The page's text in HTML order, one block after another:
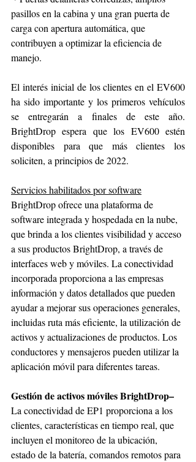
pasillos en la cabina y una gran puerta de
carga con apertura automática, que
contribuyen a optimizar la eficiencia de
manejo.
El interés inicial de los clientes en el EV600
ha sido importante y los primeros vehículos
se entregarán a finales de este año.
BrightDrop espera que los EV600 estén
disponibles para que más clientes los
soliciten, a principios de 2022.
Servicios habilitados por software
BrightDrop ofrece una plataforma de
software integrada y hospedada en la nube,
que brinda a los clientes visibilidad y acceso
a sus productos BrightDrop, a través de
interfaces web y móviles. La conectividad
incorporada proporciona a las empresas
información y datos detallados que pueden
ayudar a mejorar sus operaciones generales,
incluidas ruta más eficiente, la utilización de
activos y actualizaciones de productos. Los
conductores y mensajeros pueden utilizar la
aplicación móvil para diferentes tareas.
Gestión de activos móviles BrightDrop–
La conectividad de EP1 proporciona a los
clientes, características en tiempo real, que
incluyen el monitoreo de la ubicación,
estado de la batería, comandos remotos para